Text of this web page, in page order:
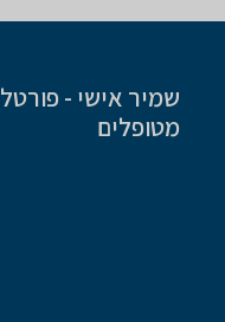
שמיר אישי - פורטל
מטופלים